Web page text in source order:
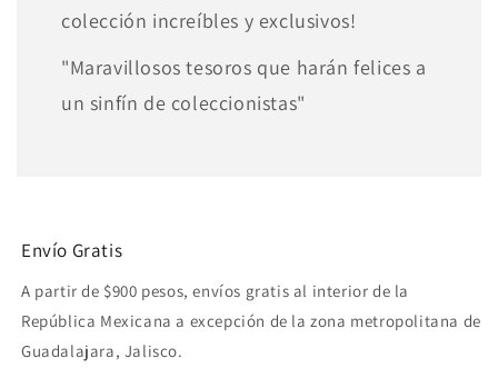
colección increíbles y exclusivos!
"Maravillosos tesoros que harán felices a
un sinfín de coleccionistas"
Envío Gratis
A partir de $900 pesos, envíos gratis al interior de la
República Mexicana a excepción de la zona metropolitana de
Guadalajara, Jalisco.